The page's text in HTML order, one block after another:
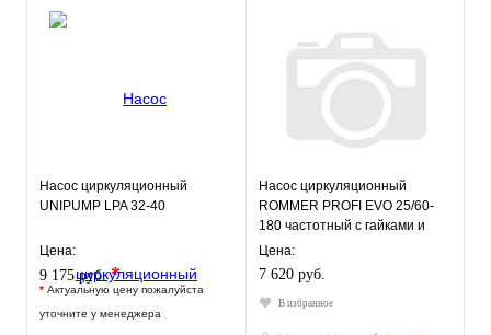
Насос циркуляционный
UNIPUMP LPA 32-40
Цена:
9 175 руб.*
* Актуальную цену пожалуйста
уточните у менеджера
Насос циркуляционный
ROMMER PROFI EVO 25/60-
180 частотный с гайками и
теплоизоляцией
Цена:
7 620 руб.
В избранное